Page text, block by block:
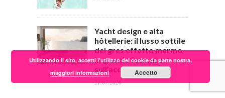
Yacht design e alta
hôtellerie: il lusso sottile
del gres effetto marmo
in grande formato
sull’acqua
21.07.2026
Utilizzando il sito, accetti l'utilizzo dei cookie da parte nostra.
maggiori informazioni
Accetto